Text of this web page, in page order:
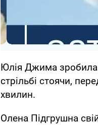
Юлія Джима зробила
стрільбі стоячи,
хвилин.
Олена Підгрушна